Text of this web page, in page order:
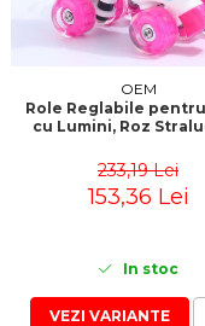
OEM
Role Reglabile
cu Lumini, Roz
233,19 Lei
153,36 Lei
In stoc
VEZI VARIANTE